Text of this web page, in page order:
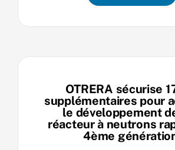
OTRERA sécurise
supplémentaires pour
le développement
réacteur à neutrons
4ème